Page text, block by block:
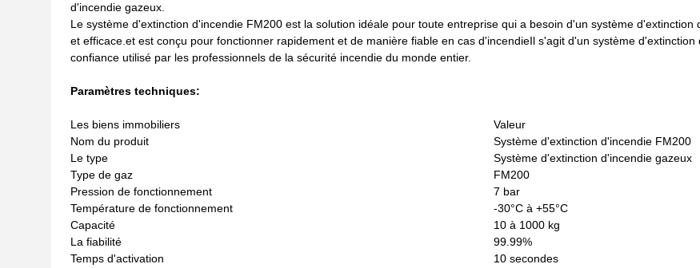
d'incendie gazeux.
Le système d'extinction d'incendie FM200 est la solution idéale pour toute entreprise qui a besoin d'un système d'extinction
et efficace.et est conçu pour fonctionner rapidement et de manière fiable en cas d'incendieIl s'agit d'un système d'extinction
confiance utilisé par les professionnels de la sécurité incendie du monde entier.
Paramètres techniques:
Les biens immobiliers
Valeur
Nom du produit
Système d'extinction d'incendie FM200
Le type
Système d'extinction d'incendie gazeux
Type de gaz
FM200
Pression de fonctionnement
7 bar
Température de fonctionnement
-30°C à +55°C
Capacité
10 à 1000 kg
La fiabilité
99.99%
Temps d'activation
10 secondes